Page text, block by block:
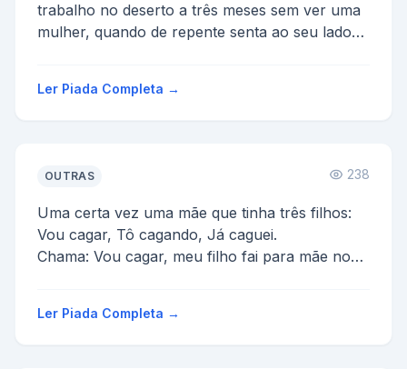
trabalho no deserto a três meses sem ver uma
mulher, quando de repente senta ao seu lado
Ler Piada Completa →
OUTRAS 238
Uma certa vez uma mãe que tinha três filhos:
Vou cagar, Tô cagando, Já caguei.
Chama: Vou cagar, meu filho fai para mãe no
Ler Piada Completa →